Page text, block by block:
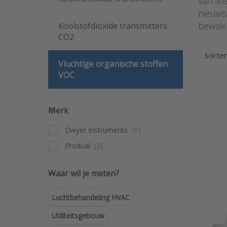
Koolstofdioxide transmitters
CO2
Vluchtige organische stoffen
VOC
Merk
Merk
Dwyer Instruments
Produal
Waar wil je meten?
Waar wil je meten?
Luchtbehandeling HVAC
Utiliteitsgebouw